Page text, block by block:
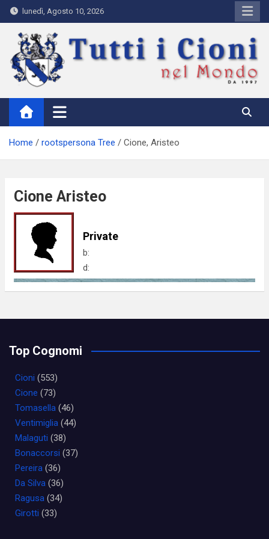
Skip
to
content
lunedì, Agosto 10, 2026
Tutti i Cioni nel Mondo
Where Cioni`s come from
Home rootspersona Tree Cione, Aristeo
Cione Aristeo
Private
b:
d:
Top Cognomi
Cioni (553)
Cione (73)
Tomasella (46)
Ventimiglia (44)
Malaguti (38)
Bonaccorsi (37)
Pereira (36)
Da Silva (36)
Ragusa (34)
Girotti (33)